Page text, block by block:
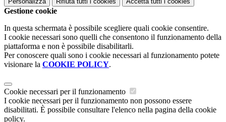
Gestione cookie
In questa schermata è possibile scegliere quali cookie consentire.
I cookie necessari sono quelli che consentono il funzionamento della
piattaforma e non è possibile disabilitarli.
Per conoscere quali sono i cookie necessari al funzionamento potete
visionare la COOKIE POLICY.
Cookie necessari per il funzionamento
I cookie necessari per il funzionamento non possono essere
disabilitati. È possibile consultare l'elenco nella pagina della cookie
policy.